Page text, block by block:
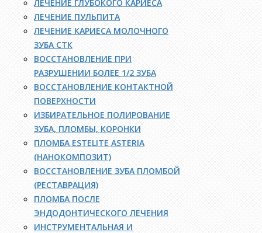
ЛЕЧЕНИЕ ГЛУБОКОГО КАРИЕСА
ЛЕЧЕНИЕ ПУЛЬПИТА
ЛЕЧЕНИЕ КАРИЕСА МОЛОЧНОГО
ЗУБА СТК
ВОССТАНОВЛЕНИЕ ПРИ
РАЗРУШЕНИИ БОЛЕЕ 1/2 ЗУБА
ВОССТАНОВЛЕНИЕ КОНТАКТНОЙ
ПОВЕРХНОСТИ
ИЗБИРАТЕЛЬНОЕ ПОЛИРОВАНИЕ
ЗУБА, ПЛОМБЫ, КОРОНКИ
ПЛОМБА ESTELITE ASTERIA
(НАНОКОМПОЗИТ)
ВОССТАНОВЛЕНИЕ ЗУБА ПЛОМБОЙ
(РЕСТАВРАЦИЯ)
ПЛОМБА ПОСЛЕ
ЭНДОДОНТИЧЕСКОГО ЛЕЧЕНИЯ
ИНСТРУМЕНТАЛЬНАЯ И